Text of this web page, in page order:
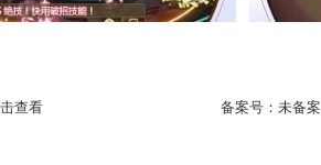
查看 备案号： 未备案